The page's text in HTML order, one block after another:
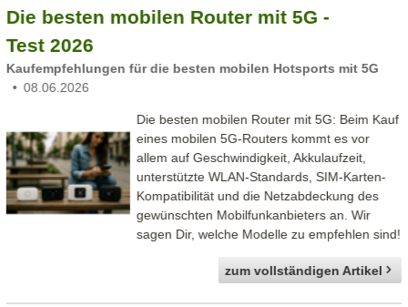
Die besten mobilen Router mit 5G -
Test 2026
Kaufempfehlungen für die besten mobilen Hotsports mit 5G
08.06.2026
Die besten mobilen Router mit 5G: Beim Kauf
eines mobilen 5G-Routers kommt es vor
allem auf Geschwindigkeit, Akkulaufzeit,
unterstützte WLAN-Standards, SIM-Karten-
Kompatibilität und die Netzabdeckung des
gewünschten Mobilfunkanbieters an. Wir
sagen Dir, welche Modelle zu empfehlen sind!
zum vollständigen Artikel